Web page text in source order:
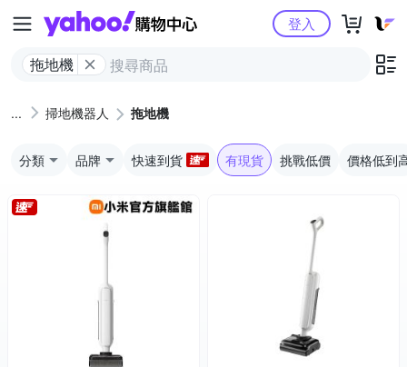
Yahoo購物中心
拖地機
登入
掃地機器人 拖地機
分類 品牌 快速到貨 有現貨 挑戰低價 價格低到